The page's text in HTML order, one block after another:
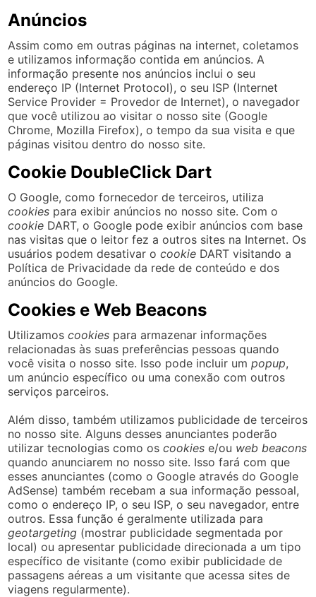
Anúncios
Assim como em outras páginas na internet, coletamos
e utilizamos informação contida em anúncios. A
informação presente nos anúncios inclui o seu
endereço IP (Internet Protocol), o seu ISP (Internet
Service Provider = Provedor de Internet), o navegador
que você utilizou ao visitar o nosso site (Google
Chrome, Mozilla Firefox), o tempo da sua visita e que
páginas visitou dentro do nosso site.
Cookie DoubleClick Dart
O Google, como fornecedor de terceiros, utiliza
cookies para exibir anúncios no nosso site. Com o
cookie DART, o Google pode exibir anúncios com base
nas visitas que o leitor fez a outros sites na Internet. Os
usuários podem desativar ocookie DART visitando a
Política de Privacidade da rede de conteúdo e dos
anúncios do Google.
Cookies e Web Beacons
Utilizamoscookies para armazenar informações
relacionadas às suas preferências pessoas quando
você visita o nosso site. Isso pode incluir umpopup,
um anúncio específico ou uma conexão com outros
serviços parceiros.
Além disso, também utilizamos publicidade de terceiros
no nosso site. Alguns desses anunciantes poderão
utilizar tecnologias como oscookies e/ou web beacons
quando anunciarem no nosso site. Isso fará com que
esses anunciantes (como o Google através do Google
AdSense) também recebam a sua informação pessoal,
como o endereço IP, o seu ISP, o seu navegador, entre
outros. Essa função é geralmente utilizada para
geotargeting (mostrar publicidade segmentada por
local) ou apresentar publicidade direcionada a um tipo
específico de visitante (como exibir publicidade de
passagens aéreas a um visitante que acessa sites de
viagens regularmente).